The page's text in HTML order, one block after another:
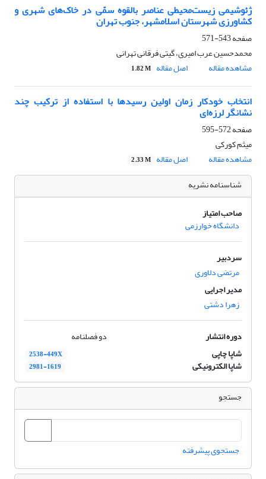
ژئوشیمی زیست‌محیطی عناصر بالقوه سمّی در خاک‌های شهری و
کشاورزی شهرستان اسلامشهر، جنوب تهران
صفحه543-571
محمدحسین عرب امیری، گیتی فرقانی تهرانی
مشاهده مقاله
اصل مقاله 1.82 M
انتخاب خودکار زمان اولین رسیدها با استفاده از ترکیب چند
نشانگر لرزه‌ای
صفحه572-595
میثم کورکی
مشاهده مقاله
اصل مقاله 2.33 M
شناسنامه نشریه
صاحب امتیاز
دانشگاه خوارزمی
سردبیر
مرتضی دلاوری
مدیر اجرایی
زهرا دشتی
دوره انتشار
دو فصلنامه
شاپا چاپی
2538-449X
شاپا الکترونیکی 2981-1619
جستجو
جستجوی پیشرفته